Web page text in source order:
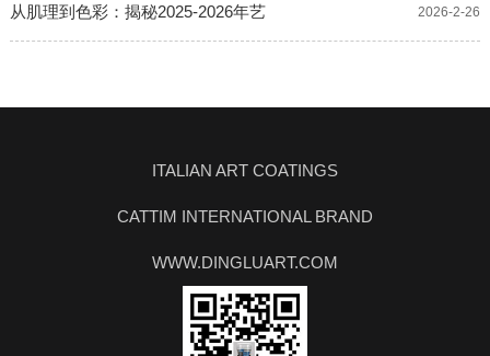
2026-2-26
从肌理到色彩：揭秘2025-2026年艺
ITALIAN ART COATINGS
CATTIM INTERNATIONAL BRAND
WWW.DINGLUART.COM